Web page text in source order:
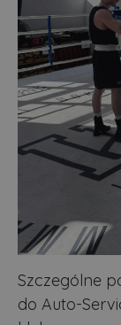
Szczególne
do Auto-